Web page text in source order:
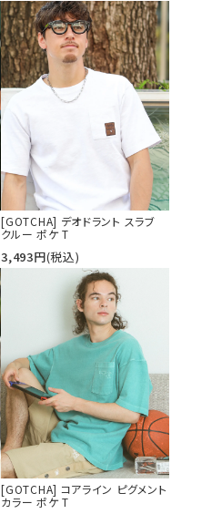
[GOTCHA] デオドラント スラブ
クルー ポケ T
3,493円(税込)
[GOTCHA] コアライン ピグメント
カラー ポケ T